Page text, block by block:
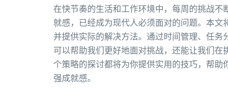
在快节奏的生活和工作环境中，每周的挑战
就感，已经成为现代人必须面对的问题。本文
并提供实际的解决方法。通过时间管理、任
可以帮助我们更好地面对挑战，还能让我们
个策略的探讨都将为你提供实用的技巧，帮
强成就感。